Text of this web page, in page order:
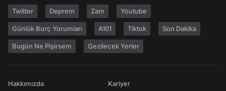
Twitter Deprem Zam Youtube
Günlük Burç Yorumları A101 Tiktok Son Dakika
Bugün Ne Pişirsem Gezilecek Yerler
Hakkımızda
Kariyer